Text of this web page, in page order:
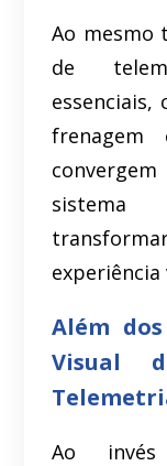
Ao mesmo
de
essenciais,
frenagem
sistema
experiência
Além
Visual
Ao